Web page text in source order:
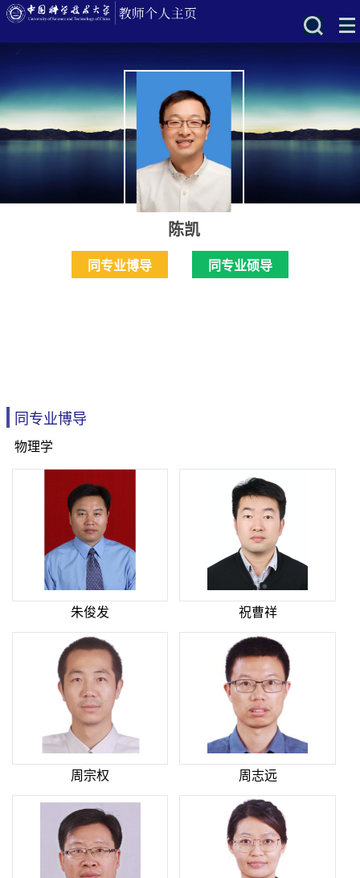
陈凯
同专业博导 同专业硕导
同专业博导
物理学
朱俊发 祝曹祥
周宗权 周志远